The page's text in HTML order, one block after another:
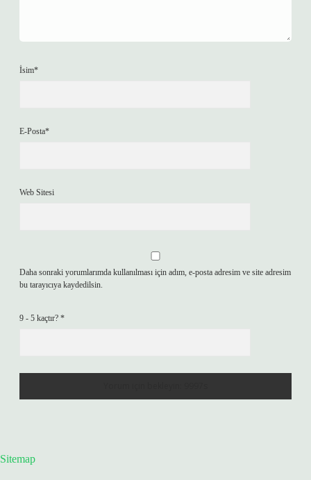
İsim*
E-Posta*
Web Sitesi
Daha sonraki yorumlarımda kullanılması için adım, e-posta adresim ve site adresim
bu tarayıcıya kaydedilsin.
9 - 5 kaçtır? *
Sitemap